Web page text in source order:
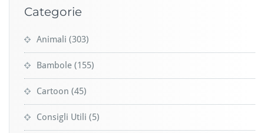
Categorie
Animali (303)
Bambole (155)
Cartoon (45)
Consigli Utili (5)